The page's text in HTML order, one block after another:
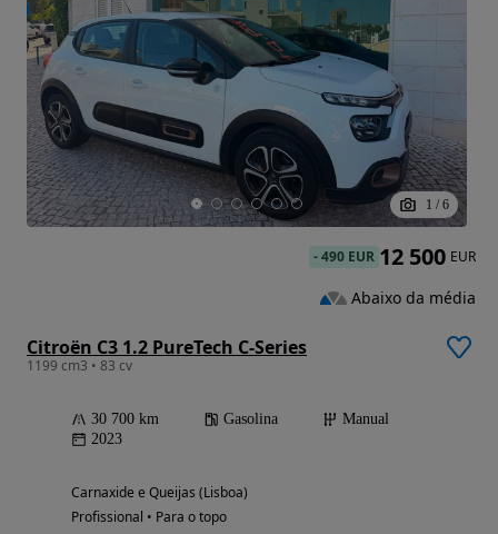
1 / 6
Citroën C3 1.2 PureTech C-Series
1199 cm3 • 83 cv
30 700 km Gasolina
Manual
2023
Carnaxide e Queijas (Lisboa)
Profissional • Para o topo
-490 EUR 12 500 EUR
Abaixo da média